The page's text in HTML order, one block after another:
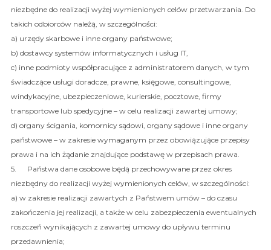
niezbędne do realizacji wyżej wymienionych celów przetwarzania. Do
takich odbiorców należą, w szczególności:
a) urzędy skarbowe i inne organy państwowe;
b) dostawcy systemów informatycznych i usług IT,
c) inne podmioty współpracujące z administratorem danych, w tym
świadczące usługi doradcze, prawne, księgowe, consultingowe,
windykacyjne, ubezpieczeniowe, kurierskie, pocztowe, firmy
transportowe lub spedycyjne – w celu realizacji zawartej umowy;
d) organy ścigania, komornicy sądowi, organy sądowe i inne organy
państwowe – w zakresie wymaganym przez obowiązujące przepisy
prawa i na ich żądanie znajdujące podstawę w przepisach prawa.
5. Państwa dane osobowe będą przechowywane przez okres
niezbędny do realizacji wyżej wymienionych celów, w szczególności:
a) w zakresie realizacji zawartych z Państwem umów – do czasu
zakończenia jej realizacji, a także w celu zabezpieczenia ewentualnych
roszczeń wynikających z zawartej umowy do upływu terminu
przedawnienia;